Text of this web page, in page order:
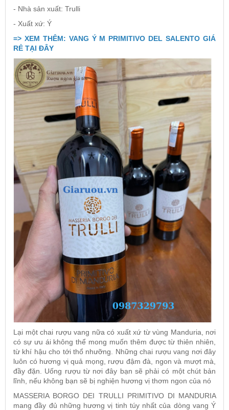
- Nhà sản xuất: Trulli
- Xuất xứ: Ý
=> XEM THÊM: VANG Ý M PRIMITIVO DEL SALENTO GIÁ
RẺ TẠI ĐÂY
Lại một chai rượu vang nữa có xuất xứ từ vùng Manduria, nơi
có sự ưu ái không thể mong muốn thêm được từ thiên nhiên,
từ khí hậu cho tới thổ nhưỡng. Những chai rượu vang nơi đây
luôn có hương vị quả mọng, rượu đậm đà, ngon và mượt mà,
đầy đặn. Uống rượu từ nơi đây bạn sẽ phải có một chút bản
lĩnh, nếu không bạn sẽ bị nghiện hương vị thơm ngon của nó
MASSERIA BORGO DEI TRULLI PRIMITIVO DI MANDURIA
mang đầy đủ những hương vị tinh túy nhất của dòng vang Ý